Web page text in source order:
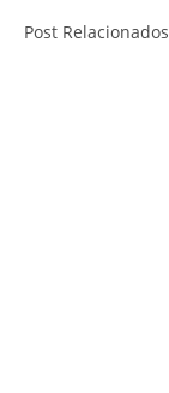
Post Relacionados